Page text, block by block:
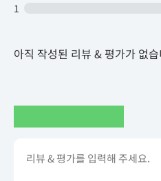
1
아직 작성된 리뷰 & 평가가 없